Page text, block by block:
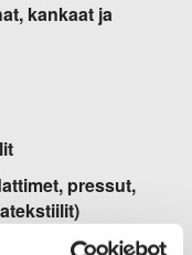
kankaat ja
pressut,